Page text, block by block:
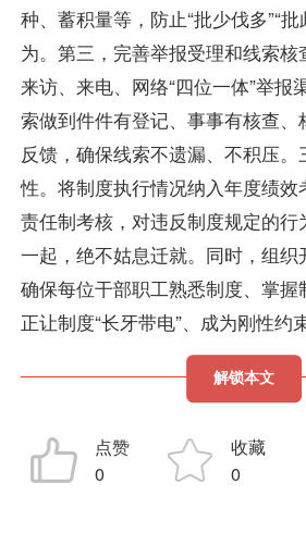
种、蓄积量等，防止“批少伐多”“
为。第三，完善举报受理和线索核
来访、来电、网络“四位一体”举报
索做到件件有登记、事事有核查
反馈，确保线索不遗漏、不积压
性。将制度执行情况纳入年度绩
责任制考核，对违反制度规定的
一起，绝不姑息迁就。同时，组织
确保每位干部职工熟悉制度、掌
正让制度“长牙带电”、成为刚性约束
解锁本文
点赞
0
收藏
0